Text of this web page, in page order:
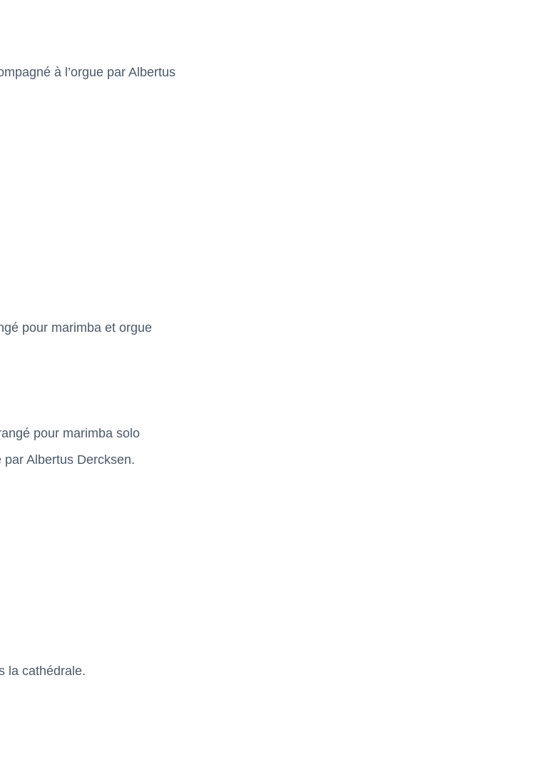
à l’orgue par Albertus
pour marimba et orgue
pour marimba solo
Albertus Dercksen.
la cathédrale.